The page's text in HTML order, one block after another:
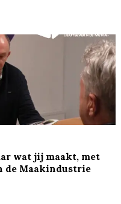
wat jij maakt, met
de Maakindustrie